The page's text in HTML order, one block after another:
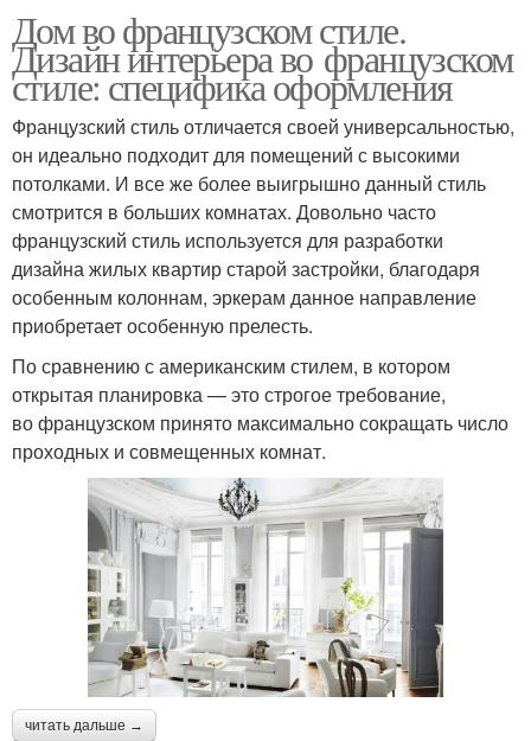
Дом во французском стиле.
Дизайн интерьера во французском
стиле: специфика оформления
Французский стиль отличается своей универсальностью,
он идеально подходит для помещений с высокими
потолками. И все же более выигрышно данный стиль
смотрится в больших комнатах. Довольно часто
французский стиль используется для разработки
дизайна жилых квартир старой застройки, благодаря
особенным колоннам, эркерам данное направление
приобретает особенную прелесть.
По сравнению с американским стилем, в котором
открытая планировка — это строгое требование,
во французском принято максимально сокращать число
проходных и совмещенных комнат.
читать дальше →